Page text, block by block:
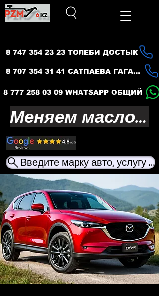
8 747 354 23 23 ТОЛЕБИ ДОСТЫК
8 707 354 31 41 САТПАЕВА ГАГАРИНА
8 777 258 03 09 WHATSAPP ОБЩИЙ
Введите марку авто, услугу
Меняем масло — продлеваем жизнь вашего авто